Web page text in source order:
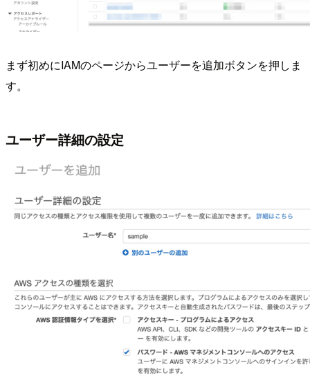
まず初めにIAMのページからユーザーを追加ボタンを押しま
す。
ユーザー詳細の設定